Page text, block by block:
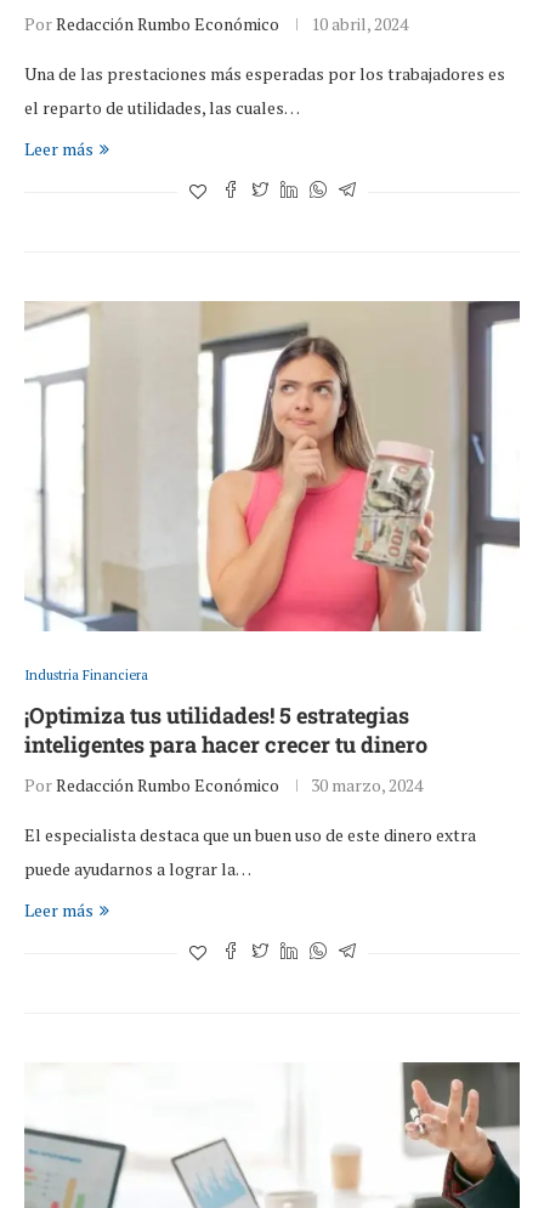
PorRedacción Rumbo Económico 10 abril, 2024
Una de las prestaciones más esperadas por los trabajadores es
el reparto de utilidades, las cuales…
Leer más
Industria Financiera
¡Optimiza tus utilidades! 5 estrategias
inteligentes para hacer crecer tu dinero
PorRedacción Rumbo Económico 30 marzo, 2024
El especialista destaca que un buen uso de este dinero extra
puede ayudarnos a lograr la…
Leer más